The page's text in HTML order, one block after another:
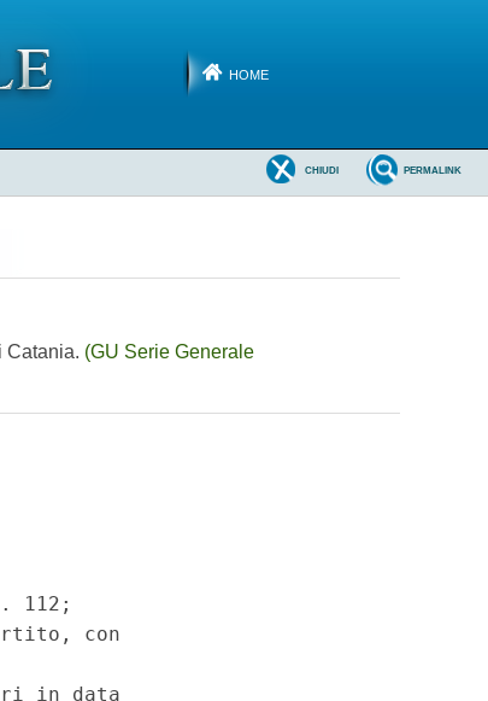
HOME
PERMALINK
CHIUDI
Catania. (GU Serie Generale